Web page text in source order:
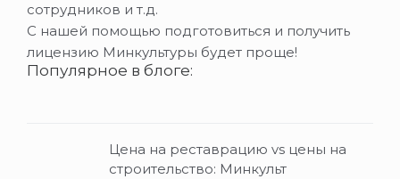
сотрудников и т.д.
С нашей помощью подготовиться и получить
лицензию Минкультуры будет проще!
Популярное в блоге:
Цена на реставрацию vs цены на
строительство: Минкульт